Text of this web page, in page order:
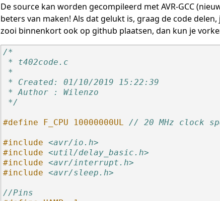
De source kan worden gecompileerd met AVR-GCC
beters van maken! Als dat gelukt is, graag de code
zooi binnenkort ook op github plaatsen, dan kun je
/*
* t402code.c
*
* Created: 01/10/2019 15:22:39
* Author : Wilenzo
*/
#define F_CPU 10000000UL // 20 MHz clock
#include <avr/io.h>
#include <util/delay_basic.h>
#include <avr/interrupt.h>
#include <avr/sleep.h>
//Pins